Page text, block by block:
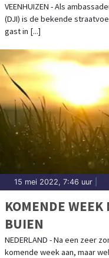
VEENHUIZEN - Als
(DJI) is de bekende
gast in [...]
15 mei 2022, 7:46 uur
KOMENDE
BUIEN
NEDERLAND - Na een zeer
komende week aan, maar